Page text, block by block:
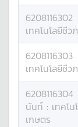
6208116302
เทคโนโลยีชี
6208116303
เทคโนโลยีชี
6208116304
นันท์ : เทคโ
เกษตร